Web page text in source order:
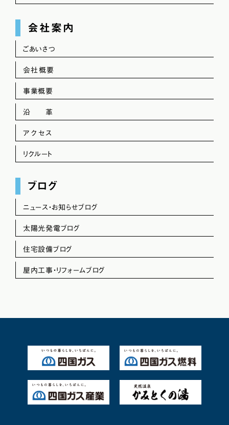
会社案内
ごあいさつ
会社概要
事業概要
沿 革
アクセス
リクルート
ブログ
ニュース・お知らせブログ
太陽光発電ブログ
住宅設備ブログ
屋内工事・リフォームブログ